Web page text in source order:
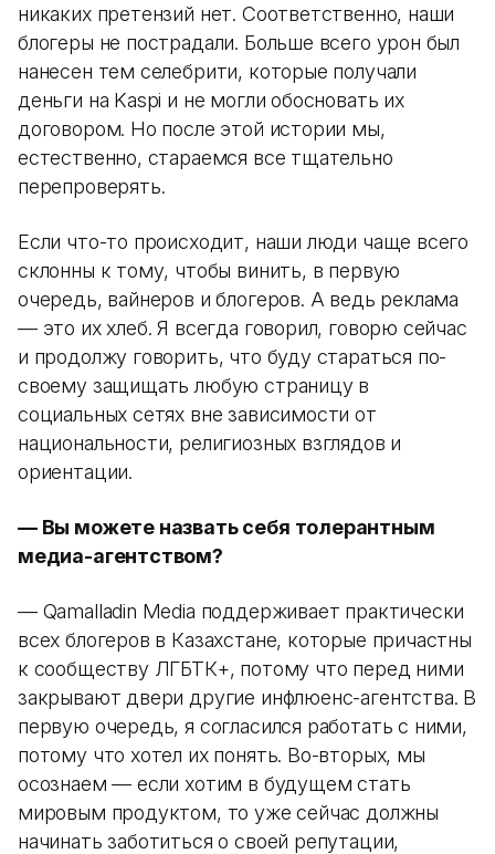
никаких претензий нет. Соответственно, наши
блогеры не пострадали. Больше всего урон был
нанесен тем селебрити, которые получали
деньги на Kaspi и не могли обосновать их
договором. Но после этой истории мы,
естественно, стараемся все тщательно
перепроверять.
Если что-то происходит, наши люди чаще всего
склонны к тому, чтобы винить, в первую
очередь, вайнеров и блогеров. А ведь реклама
— это их хлеб. Я всегда говорил, говорю сейчас
и продолжу говорить, что буду стараться по-
своему защищать любую страницу в
социальных сетях вне зависимости от
национальности, религиозных взглядов и
ориентации.
— Вы можете назвать себя толерантным
медиа-агентством?
— Qamalladin Media поддерживает практически
всех блогеров в Казахстане, которые причастны
к сообществу ЛГБТК+, потому что перед ними
закрывают двери другие инфлюенс-агентства. В
первую очередь, я согласился работать с ними,
потому что хотел их понять. Во-вторых, мы
осознаем — если хотим в будущем стать
мировым продуктом, то уже сейчас должны
начинать заботиться о своей репутации,